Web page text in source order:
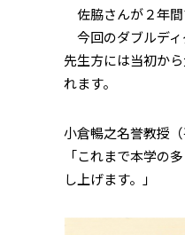
佐脇さんが２年間
今回のダブルデ
先生方には当初か
れます。
小倉暢之名誉教授
「これまで本学の
し上げます。」